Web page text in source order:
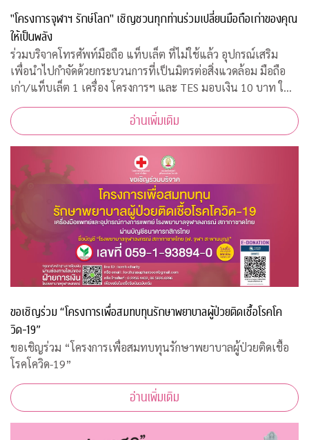
"โครงการจุฬาฯ รักษ์โลก" เชิญชวนทุกท่านร่วมเปลี่ยนมือถือเก่าของคุณ
ให้เป็นพลัง
ร่วมบริจาคโทรศัพท์มือถือ แท็บเล็ต ที่ไม่ใช้แล้ว อุปกรณ์เสริม
เพื่อนำไปกำจัดด้วยกระบวนการที่เป็นมิตรต่อสิ่งแวดล้อม มือถือ
เก่า/แท็บเล็ต 1 เครื่อง โครงการฯ และ TES มอบเงิน 10 บาท ให้
กับ "กองทุนภูมิคุ้มกันบำบัดมะเร็งจุฬาฯ"
อ่านเพิ่มเติม
ขอเชิญร่วม “โครงการเพื่อสมทบทุนรักษาพยาบาลผู้ป่วยติดเชื้อโรคโค
วิด-19”
ขอเชิญร่วม “โครงการเพื่อสมทบทุนรักษาพยาบาลผู้ป่วยติดเชื้อ
โรคโควิด-19”
อ่านเพิ่มเติม